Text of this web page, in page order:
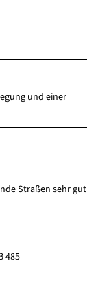
und einer
Straßen sehr gut
485